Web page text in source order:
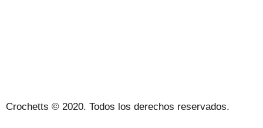
Crochetts © 2020. Todos los derechos reservados.